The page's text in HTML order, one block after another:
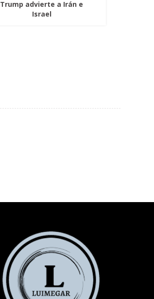
Trump advierte a Irán e
Israel